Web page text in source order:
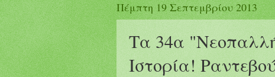
Πέμπτη 19 Σεπτεμβρίου 2013
Τα 34α
Ιστορία!